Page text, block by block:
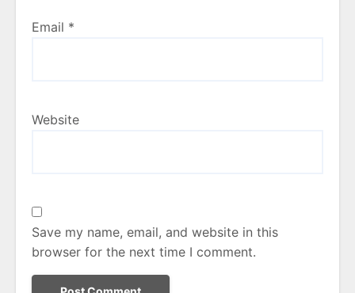
Email *
Website
Save my name, email, and website in this
browser for the next time I comment.